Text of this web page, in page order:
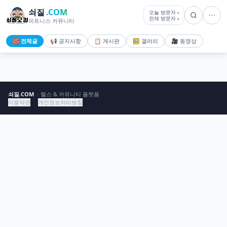
쇠질 .COM
피트니스 커뮤니티
오늘 방문자 -
전체 방문자 -
🧱 전체글 📢 공지사항 📋 게시판 🖼️ 갤러리 🎥 동영상
쇠질.COM · 헬스 & 커뮤니티 플랫폼
이용약관
개인정보처리방침